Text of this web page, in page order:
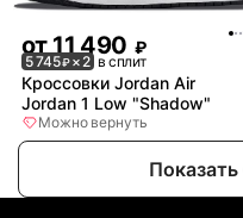
от11 490 ₽
5 745₽× 2 в сплит
Кроссовки Jordan Air
Jordan 1 Low "Shadow"
Можно вернуть